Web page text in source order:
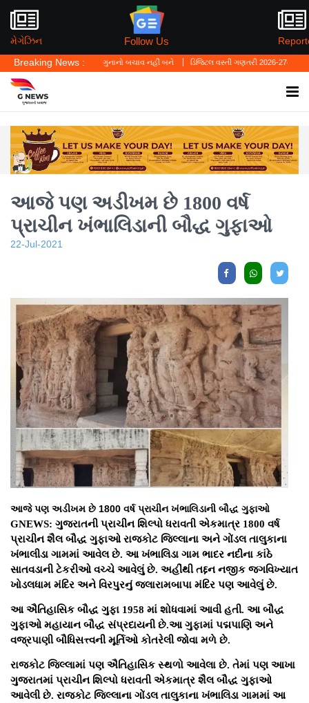
મેગેઝિન Follow Us
Breaking News :
લો' ગુનાનો બચાવ નહીં બને ડિજિટલ વસ્તી ગણતરી 2026-27નો પ્રારંભ, ઘર બેઠા
આજે પણ અડીખમ છે 1800 વર્ષ
પ્રાચીન ખંભાલિડાની બૌદ્ધ ગુફાઓ
22-Jul-2021
આજે પણ અડીખમ છે 1800 વર્ષ પ્રાચીન ખંભાલિડાની બૌદ્ધ ગુફાઓ
GNEWS: ગુજરાતની પ્રાચીન શિલ્પો ધરાવતી એકમાત્ર 1800 વર્ષ
પ્રાચીન શૈલ બૌદ્ધ ગુફાઓ રાજકોટ જિલ્લાના અને ગોંડલ તાલુકાના
ખંભાલીડા ગામમાં આવેલ છે. આ ખંભાલિડા ગામ ભાદર નદીના કાંઠે
સાતવડાની ટેકરીઓ વચ્ચે આવેલું છે. અહીંથી તદ્દન નજીક જગવિખ્યાત
ખોડલધામ મંદિર અને વિરપુરનું જલારામબાપા મંદિર પણ આવેલું છે.
આ ઐતિહાસિક બૌદ્ધ ગુફા 1958 માં શોધવામાં આવી હતી. આ બૌદ્ધ
ગુફાઓ મહાયાન બૌદ્ધ સંપ્રદાયની છે.આ ગુફામાં પદ્મપાણિ અને
વજ્રપાણી બૌધિસત્ત્વની મૂર્તિઓ કોતરેલી જોવા મળે છે.
રાજકોટ જિલ્લામાં પણ ઐતિહાસિક સ્થળો આવેલા છે. તેમાં પણ આખા
ગુજરાતમાં પ્રાચીન શિલ્પો ધરાવતી એકમાત્ર શૈલ બૌદ્ધ ગુફાઓ
આવેલી છે. રાજકોટ જિલ્લાના ગોંડલ તાલુકાના ખંભાલિડા ગામમાં આ